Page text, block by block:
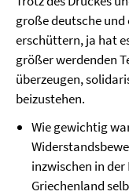
große deutsche
erschüttern, ja hat
größer werdenden
überzeugen,
beizustehen.
Wie gewichtig
inzwischen in
Griechenland